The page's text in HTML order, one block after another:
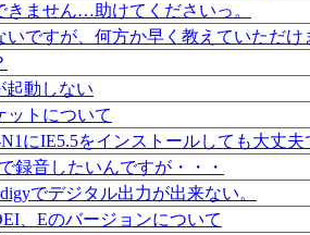
きません…助けてくださいっ。
いですが、何方か早く教えていただけ
起動しない
ットについて
にIE5.5をインストールしても大丈
録音したいんですが・・・
でデジタル出力が出来ない。
、Eのバージョンについて